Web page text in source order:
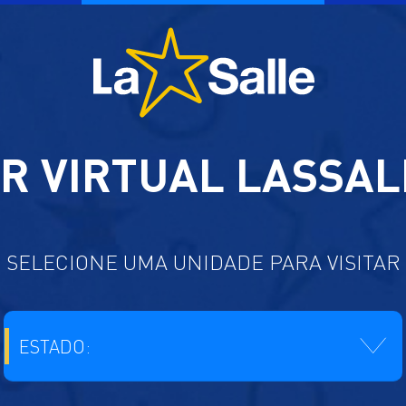
VIRTUAL
SELECIONE UMA UNIDADE PARA VISITAR
ESTADO: